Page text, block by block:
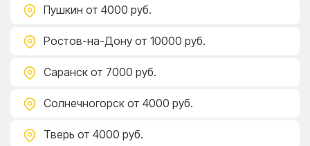
Пушкин от 4000 руб.
Ростов-на-Дону от 10000 руб.
Саранск от 7000 руб.
Солнечногорск от 4000 руб.
Тверь от 4000 руб.